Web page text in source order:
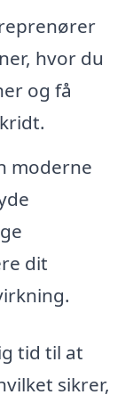
hvor du
og få
moderne
dit
tid til at
sikrer,